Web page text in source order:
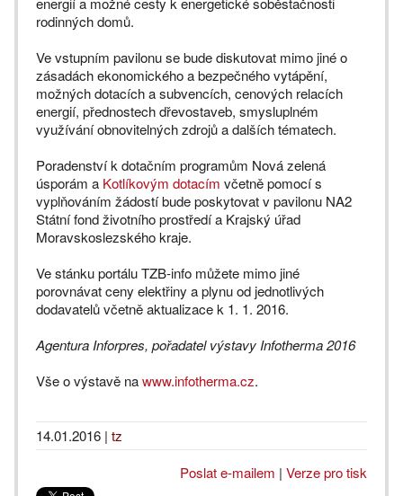
rodinných domů.
Ve vstupním pavilonu se bude diskutovat mimo jiné o
zásadách ekonomického a bezpečného vytápění,
možných dotacích a subvencích, cenových relacích
energií, přednostech dřevostaveb, smysluplném
využívání obnovitelných zdrojů a dalších tématech.
Poradenství k dotačním programům Nová zelená
úsporám a Kotlíkovým dotacím včetně pomocí s
vyplňováním žádostí bude poskytovat v pavilonu NA2
Státní fond životního prostředí a Krajský úřad
Moravskoslezského kraje.
Ve stánku portálu TZB-info můžete mimo jiné
porovnávat ceny elektřiny a plynu od jednotlivých
dodavatelů včetně aktualizace k 1. 1. 2016.
Agentura Inforpres, pořadatel výstavy Infotherma 2016
Vše o výstavě nawww.infotherma.cz.
14.01.2016 | tz
Poslat e-mailem | Verze pro tisk